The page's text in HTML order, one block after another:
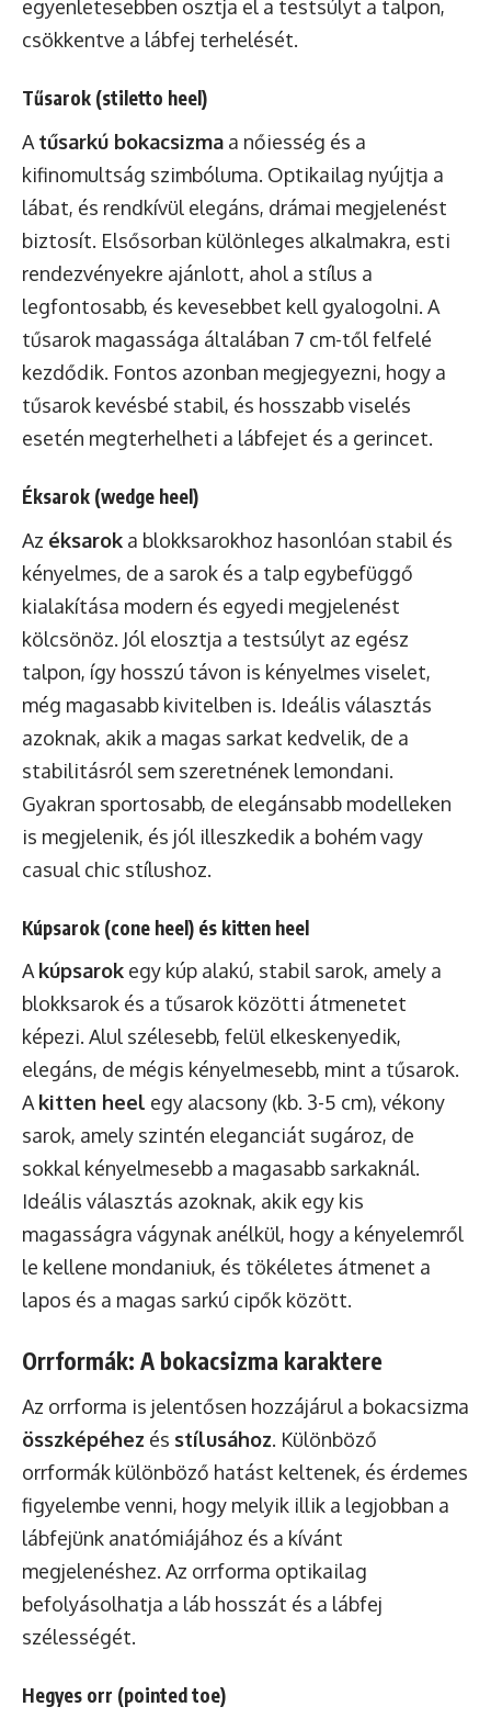
egyenletesebben osztja el a testsúlyt a talpon,
csökkentve a lábfej terhelését.
Tűsarok (stiletto heel)
A tűsarkú bokacsizma a nőiesség és a
kifinomultság szimbóluma. Optikailag nyújtja a
lábat, és rendkívül elegáns, drámai megjelenést
biztosít. Elsősorban különleges alkalmakra, esti
rendezvényekre ajánlott, ahol a stílus a
legfontosabb, és kevesebbet kell gyalogolni. A
tűsarok magassága általában 7 cm-től felfelé
kezdődik. Fontos azonban megjegyezni, hogy a
tűsarok kevésbé stabil, és hosszabb viselés
esetén megterhelheti a lábfejet és a gerincet.
Éksarok (wedge heel)
Az éksarok a blokksarokhoz hasonlóan stabil és
kényelmes, de a sarok és a talp egybefüggő
kialakítása modern és egyedi megjelenést
kölcsönöz. Jól elosztja a testsúlyt az egész
talpon, így hosszú távon is kényelmes viselet,
még magasabb kivitelben is. Ideális választás
azoknak, akik a magas sarkat kedvelik, de a
stabilitásról sem szeretnének lemondani.
Gyakran sportosabb, de elegánsabb modelleken
is megjelenik, és jól illeszkedik a bohém vagy
casual chic stílushoz.
Kúpsarok (cone heel) és kitten heel
A kúpsarok egy kúp alakú, stabil sarok, amely a
blokksarok és a tűsarok közötti átmenetet
képezi. Alul szélesebb, felül elkeskenyedik,
elegáns, de mégis kényelmesebb, mint a tűsarok.
A kitten heel egy alacsony (kb. 3-5 cm), vékony
sarok, amely szintén eleganciát sugároz, de
sokkal kényelmesebb a magasabb sarkaknál.
Ideális választás azoknak, akik egy kis
magasságra vágynak anélkül, hogy a kényelemről
le kellene mondaniuk, és tökéletes átmenet a
lapos és a magas sarkú cipők között.
Orrformák: A bokacsizma karaktere
Az orrforma is jelentősen hozzájárul a bokacsizma
összképéhez és stílusához. Különböző
orrformák különböző hatást keltenek, és érdemes
figyelembe venni, hogy melyik illik a legjobban a
lábfejünk anatómiájához és a kívánt
megjelenéshez. Az orrforma optikailag
befolyásolhatja a láb hosszát és a lábfej
szélességét.
Hegyes orr (pointed toe)